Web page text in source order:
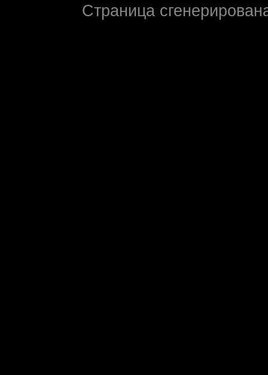
Страница